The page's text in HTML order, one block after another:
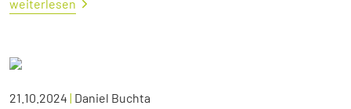
weiterlesen
21.10.2024 | Daniel Buchta